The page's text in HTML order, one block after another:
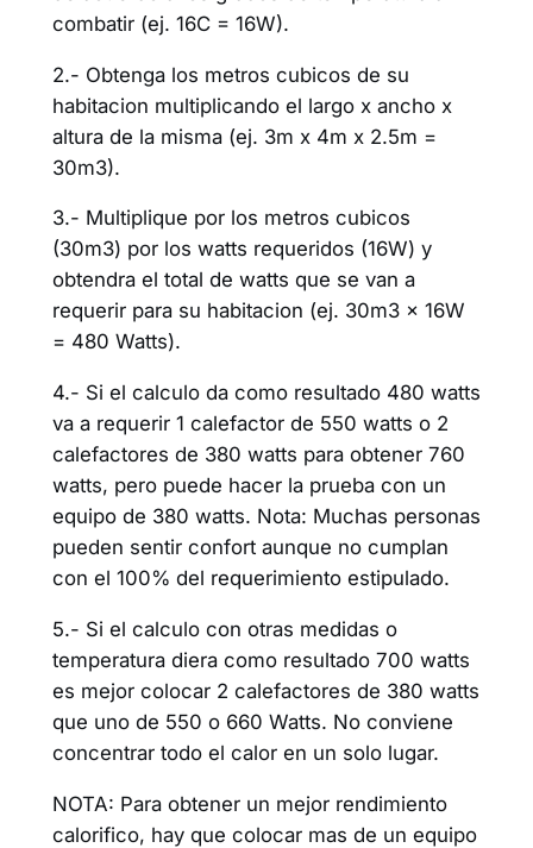
combatir (ej. 16C = 16W).
2.- Obtenga los metros cubicos de su
habitacion multiplicando el largo x ancho x
altura de la misma (ej. 3m x 4m x 2.5m =
30m3).
3.- Multiplique por los metros cubicos
(30m3) por los watts requeridos (16W) y
obtendra el total de watts que se van a
requerir para su habitacion (ej. 30m3 x 16W
= 480 Watts).
4.- Si el calculo da como resultado 480 watts
va a requerir 1 calefactor de 550 watts o 2
calefactores de 380 watts para obtener 760
watts, pero puede hacer la prueba con un
equipo de 380 watts. Nota: Muchas personas
pueden sentir confort aunque no cumplan
con el 100% del requerimiento estipulado.
5.- Si el calculo con otras medidas o
temperatura diera como resultado 700 watts
es mejor colocar 2 calefactores de 380 watts
que uno de 550 o 660 Watts. No conviene
concentrar todo el calor en un solo lugar.
NOTA: Para obtener un mejor rendimiento
calorifico, hay que colocar mas de un equipo